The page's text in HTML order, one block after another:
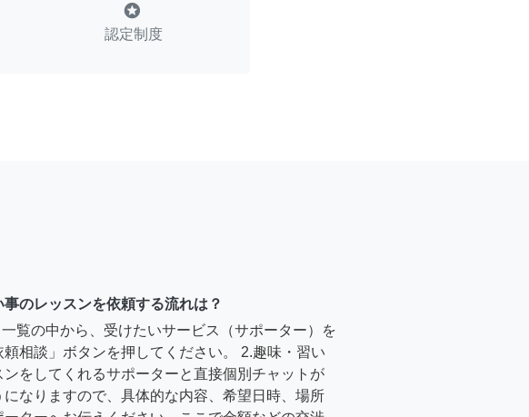
stars
認定制度
事のレッスンを依頼する流れは？
覧の中から、受けたいサービス（サポーター）を
頼相談」ボタンを押してください。 2.趣味・習い
ンをしてくれるサポーターと直接個別チャットが
になりますので、具体的な内容、希望日時、場所